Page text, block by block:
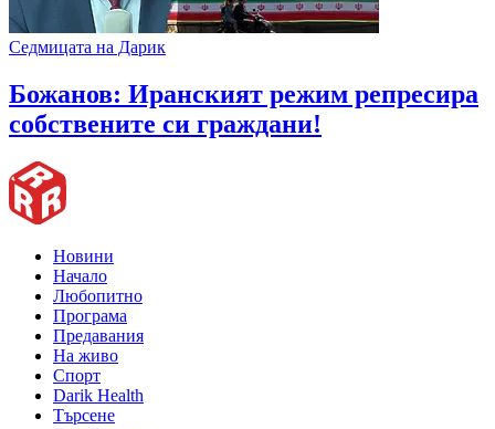
Седмицата на Дарик
Божанов: Иранският режим репресира
собствените си граждани!
Новини
Начало
Любопитно
Програма
Предавания
На живо
Спорт
Darik Health
Търсене